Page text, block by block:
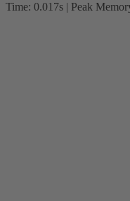
Time: 0.017s | Peak